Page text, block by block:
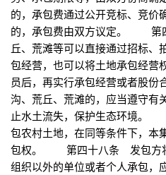
的，承包费通过公开竞标、竞价
的，承包费由双方议定。 第
丘、荒滩等可以直接通过招标、
包经营，也可以将土地承包经营
员后，再实行承包经营或者股
沟、荒丘、荒滩的，应当遵守有
止水土流失，保护生态环境
包农村土地，在同等条件下，本
包权。 第四十八条 发包方将
组织以外的单位或者个人承包，